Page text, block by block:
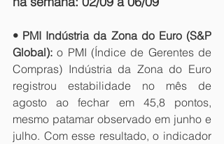
• PMI Indústria da Zona do Euro (S&P
Global): o PMI (Índice de Gerentes de
Compras) Indústria da Zona do Euro
registrou estabilidade no mês de
agosto ao fechar em 45,8 pontos,
mesmo patamar observado em junho e
julho. Com esse resultado, o indicador